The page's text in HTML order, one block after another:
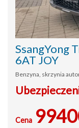
SsangYong
6AT JOY
Benzyna, skrzynia
Cena